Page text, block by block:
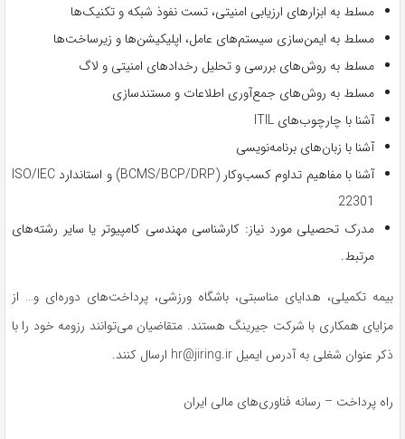
مسلط به ابزارهای ارزیابی امنیتی، تست نفوذ شبکه و تکنیک‌ها
مسلط به ایمن‌سازی سیستم‌های عامل، اپلیکیشن‌ها و زیرساخت‌ها
مسلط به روش‌های بررسی و تحلیل رخدادهای امنیتی و لاگ
مسلط به روش‌های جمع‌آوری اطلاعات و مستندسازی
آشنا با چارچوب‌های ITIL
آشنا با زبان‌های برنامه‌نویسی
آشنا با مفاهیم تداوم کسب‌وکار (BCMS/BCP/DRP) و استاندارد ISO/IEC
22301
مدرک تحصیلی مورد نیاز: کارشناسی مهندسی کامپیوتر یا سایر رشته‌های
مرتبط.
بیمه تکمیلی، هدایای مناسبتی، باشگاه ورزشی، پرداخت‌های دوره‌ای و… از
مزایای همکاری با شرکت جیرینگ هستند. متقاضیان می‌توانند رزومه خود را با
ذکر عنوان شغلی به آدرس ایمیل hr@jiring.ir ارسال کنند.
راه پرداخت – رسانه فناوری‌های مالی ایران